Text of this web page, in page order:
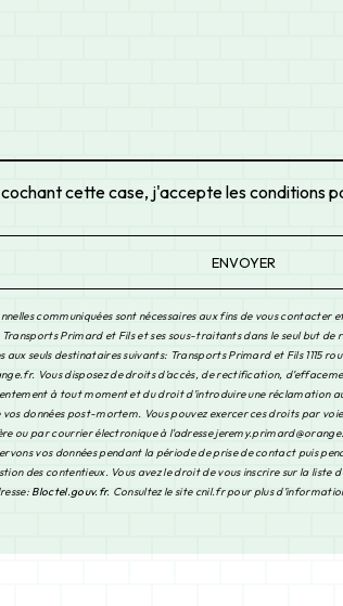
cochant cette case, j'accepte les conditions
ENVOYER
communiquées sont nécessaires aux fins de vous
Transports Primard et Fils et ses sous-traitants dans le seul but
aux seuls destinataires suivants: Transports Primard et Fils 1115
Vous disposez de droits d’accès, de rectification,
à tout moment et du droit d’introduire une réclamation
vos données post-mortem. Vous pouvez exercer ces droits par
ou par courrier électronique à l'adresse
vos données pendant la période de prise de contact puis
des contentieux. Vous avez le droit de vous inscrire sur la liste
Bloctel.gouv.fr. Consultez le site cnil.fr pour plus